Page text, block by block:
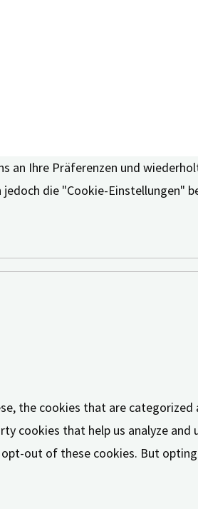
Ihre Präferenzen und
die "Cookie-Einstellungen"
the cookies that are categorized
cookies that help us analyze and
out of these cookies. But